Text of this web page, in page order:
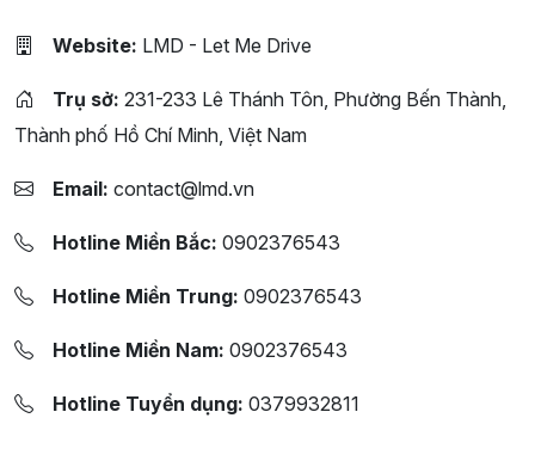
Website: LMD - Let Me Drive
Trụ sở: 231-233 Lê Thánh Tôn, Phường Bến Thành,
Thành phố Hồ Chí Minh, Việt Nam
Email: contact@lmd.vn
Hotline Miền Bắc: 0902376543
Hotline Miền Trung: 0902376543
Hotline Miền Nam: 0902376543
Hotline Tuyển dụng: 0379932811